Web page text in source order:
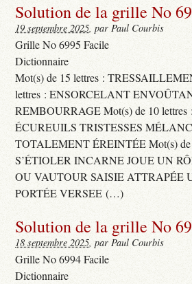
Solution de la grille No
19 septembre 2025, par Paul Courbis
Grille No 6995 Facile
Dictionnaire
Mot(s) de 15 lettres :
lettres : ENSORCELANT
REMBOURRAGE Mot(s) de 10
ÉCUREUILS TRISTESSES
TOTALEMENT ÉREINTÉE Mot(s)
S’ÉTIOLER INCARNE JOUE UN
OU VAUTOUR SAISIE ATTRAPÉE
PORTÉE VERSEE (…)
Solution de la grille No
18 septembre 2025, par Paul Courbis
Grille No 6994 Facile
Dictionnaire